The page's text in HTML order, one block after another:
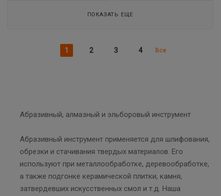
ПОКАЗАТЬ ЕЩЕ
1 2 3 4 Все
Абразивный, алмазный и эльборовый инструмент
Абразивный инструмент применяется для шлифования,
обрезки и стачивания твердых материалов. Его
используют при металлообработке, деревообработке,
а также подгонке керамической плитки, камня,
затвердевших искусственных смол и т.д. Наша